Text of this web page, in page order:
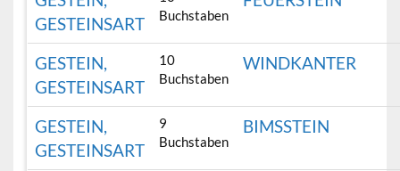
GESTEINSART
Buchstaben
GESTEIN,
GESTEINSART
10
Buchstaben
WINDKANTER
GESTEIN,
GESTEINSART
9
Buchstaben
BIMSSTEIN